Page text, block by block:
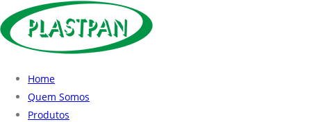
Home
Quem Somos
Produtos